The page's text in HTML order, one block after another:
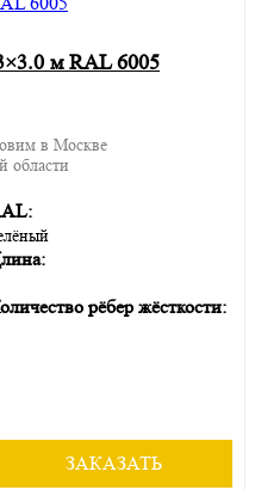
м RAL 6005
в Москве
области
рёбер жёсткости:
ЗАКАЗАТЬ